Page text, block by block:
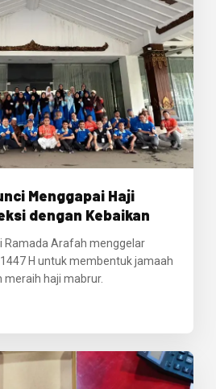
Menggapai Haji
dengan Kebaikan
Ramada Arafah menggelar
H untuk membentuk jamaah
meraih haji mabrur.